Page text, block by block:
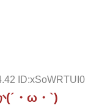
ID:xSoWRTUI0
(´・ω・`)